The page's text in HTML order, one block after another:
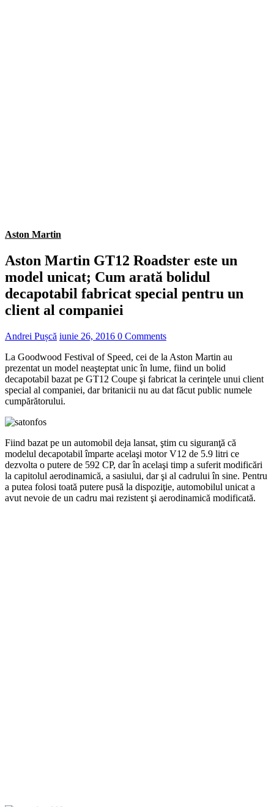
Aston Martin
Aston Martin GT12 Roadster este un
model unicat; Cum arată bolidul
decapotabil fabricat special pentru un
client al companiei
Andrei Pușcă iunie 26, 2016 0 Comments
La Goodwood Festival of Speed, cei de la Aston Martin au
prezentat un model neaşteptat unic în lume, fiind un bolid
decapotabil bazat pe GT12 Coupe şi fabricat la cerinţele unui client
special al companiei, dar britanicii nu au dat făcut public numele
cumpărătorului.
Fiind bazat pe un automobil deja lansat, ştim cu siguranţă că
modelul decapotabil împarte acelaşi motor V12 de 5.9 litri ce
dezvolta o putere de 592 CP, dar în acelaşi timp a suferit modificări
la capitolul aerodinamică, a sasiului, dar şi al cadrului în sine. Pentru
a putea folosi toată putere pusă la dispoziţie, automobilul unicat a
avut nevoie de un cadru mai rezistent şi aerodinamică modificată.